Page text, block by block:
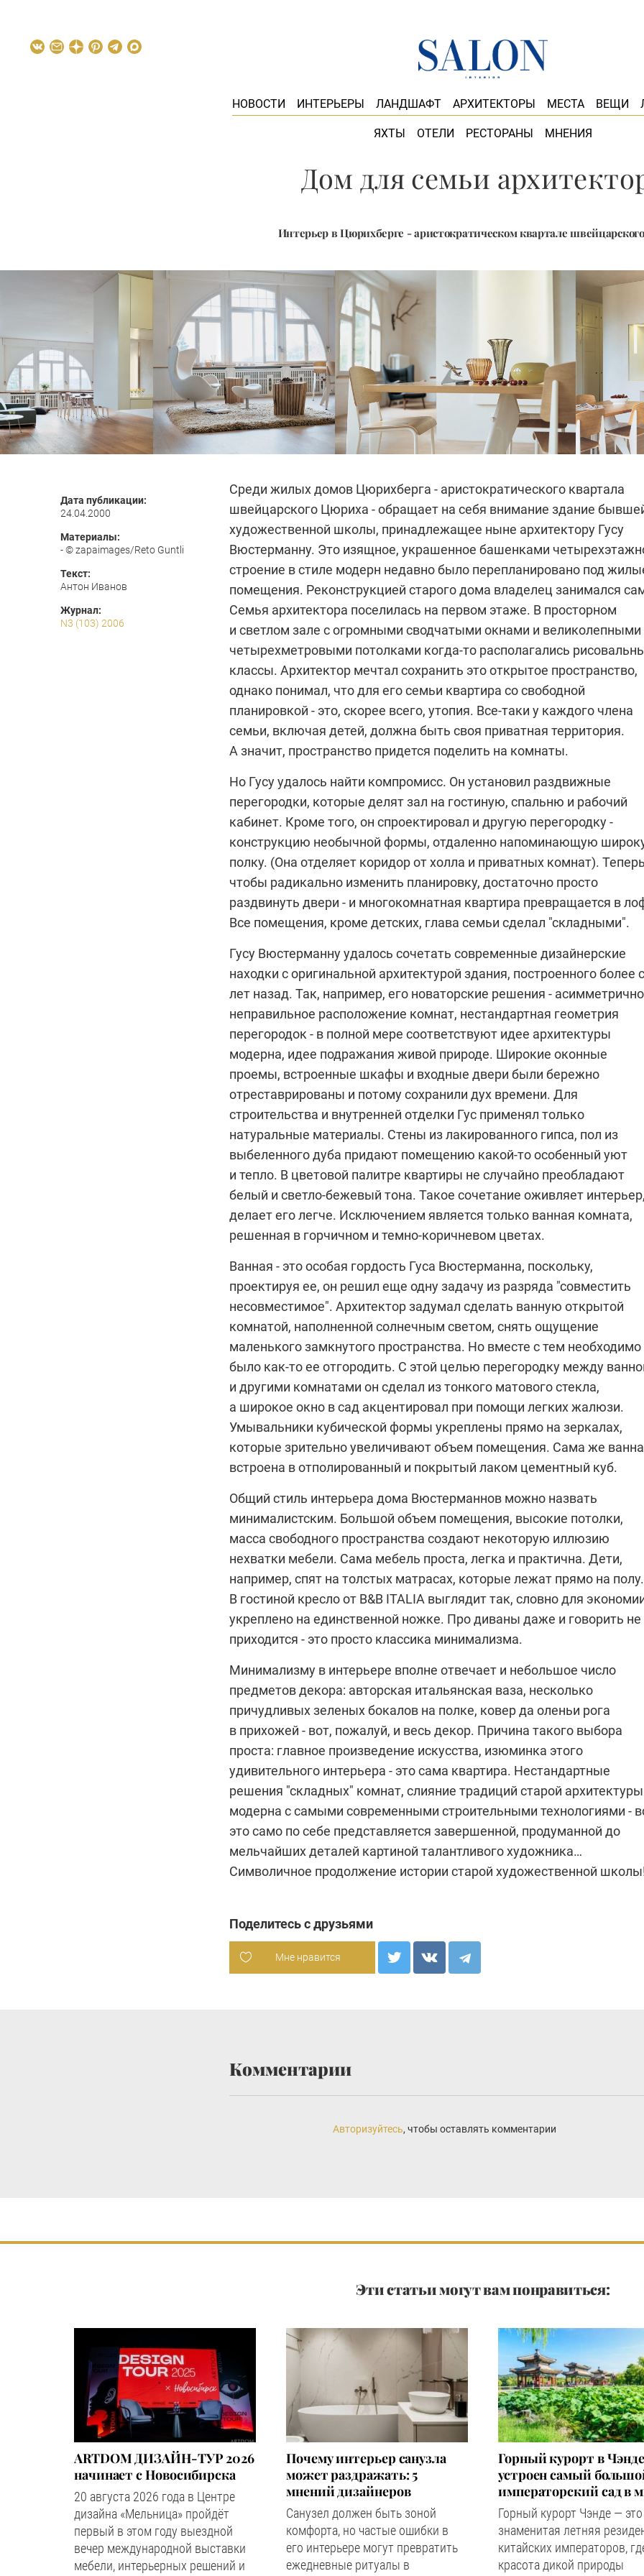
НОВОСТИ ИНТЕРЬЕРЫ ЛАНДШАФТ АРХИТЕКТОРЫ МЕСТА ВЕЩИ
ЯХТЫ ОТЕЛИ РЕСТОРАНЫ МНЕНИЯ
Дом для семьи
Интерьер в Цюрихберге - аристократическом квартале
Дата публикации:
24.04.2000
Материалы:
- © zapaimages/Reto Guntli
Текст:
Антон Иванов
Журнал:
N3 (103) 2006
Среди жилых домов Цюрихберга - аристократического квартала
швейцарского Цюриха - обращает на себя внимание здание
художественной школы, принадлежащее ныне архитектору Гусу
Вюстерманну. Это изящное, украшенное башенками
строение в стиле модерн недавно было перепланировано под
помещения. Реконструкцией старого дома владелец занимался
Семья архитектора поселилась на первом этаже. В просторном
и светлом зале с огромными сводчатыми окнами и великолепными
четырехметровыми потолками когда-то располагались
классы. Архитектор мечтал сохранить это открытое пространство,
однако понимал, что для его семьи квартира со свободной
планировкой - это, скорее всего, утопия. Все-таки у каждого члена
семьи, включая детей, должна быть своя приватная территория.
А значит, пространство придется поделить на комнаты.
Но Гусу удалось найти компромисс. Он установил раздвижные
перегородки, которые делят зал на гостиную, спальню и рабочий
кабинет. Кроме того, он спроектировал и другую перегородку -
конструкцию необычной формы, отдаленно напоминающую
полку. (Она отделяет коридор от холла и приватных комнат).
чтобы радикально изменить планировку, достаточно просто
раздвинуть двери - и многокомнатная квартира превращается в
Все помещения, кроме детских, глава семьи сделал "складными".
Гусу Вюстерманну удалось сочетать современные дизайнерские
находки с оригинальной архитектурой здания, построенного более
лет назад. Так, например, его новаторские решения -
неправильное расположение комнат, нестандартная геометрия
перегородок - в полной мере соответствуют идее архитектуры
модерна, идее подражания живой природе. Широкие оконные
проемы, встроенные шкафы и входные двери были бережно
отреставрированы и потому сохранили дух времени. Для
строительства и внутренней отделки Гус применял только
натуральные материалы. Стены из лакированного гипса, пол из
выбеленного дуба придают помещению какой-то особенный уют
и тепло. В цветовой палитре квартиры не случайно преобладают
белый и светло-бежевый тона. Такое сочетание оживляет
делает его легче. Исключением является только ванная комната,
решенная в горчичном и темно-коричневом цветах.
Ванная - это особая гордость Гуса Вюстерманна, поскольку,
проектируя ее, он решил еще одну задачу из разряда "совместить
несовместимое". Архитектор задумал сделать ванную открытой
комнатой, наполненной солнечным светом, снять ощущение
маленького замкнутого пространства. Но вместе с тем необходимо
было как-то ее отгородить. С этой целью перегородку между
и другими комнатами он сделал из тонкого матового стекла,
а широкое окно в сад акцентировал при помощи легких жалюзи.
Умывальники кубической формы укреплены прямо на зеркалах,
которые зрительно увеличивают объем помещения. Сама же ванна
встроена в отполированный и покрытый лаком цементный куб.
Общий стиль интерьера дома Вюстерманнов можно назвать
минималистским. Большой объем помещения, высокие потолки,
масса свободного пространства создают некоторую иллюзию
нехватки мебели. Сама мебель проста, легка и практична. Дети,
например, спят на толстых матрасах, которые лежат прямо на полу.
В гостиной кресло от B&B ITALIA выглядит так, словно для
укреплено на единственной ножке. Про диваны даже и говорить не
приходится - это просто классика минимализма.
Минимализму в интерьере вполне отвечает и небольшое число
предметов декора: авторская итальянская ваза, несколько
причудливых зеленых бокалов на полке, ковер да оленьи рога
в прихожей - вот, пожалуй, и весь декор. Причина такого выбора
проста: главное произведение искусства, изюминка этого
удивительного интерьера - это сама квартира. Нестандартные
решения "складных" комнат, слияние традиций старой архитектуры
модерна с самыми современными строительными технологиями -
это само по себе представляется завершенной, продуманной до
мельчайших деталей картиной талантливого художника…
Символичное продолжение истории старой художественной
Поделитесь с друзьями
Мне нравится
Комментарии
Авторизуйтесь, чтобы оставлять комментарии
Эти статьи могут вам понравиться:
ARTDOM ДИЗАЙН-ТУР 2026
начинает с Новосибирска
20 августа 2026 года в Центре
дизайна «Мельница» пройдёт
первый в этом году выездной
вечер международной выставки
мебели, интерьерных решений и
Почему интерьер санузла
может раздражать: 5
мнений дизайнеров
Санузел должен быть зоной
комфорта, но частые ошибки в
его интерьере могут превратить
ежедневные ритуалы в
Горный курорт в
устроен самый
императорский сад в
Горный курорт Чэнде — это
знаменитая летняя
китайских императоров,
красота дикой природы